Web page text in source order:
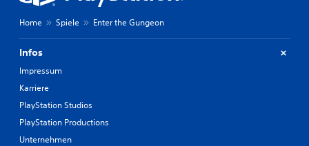
Home Spiele Enter the Gungeon
Infos
Impressum
Karriere
PlayStation Studios
PlayStation Productions
Unternehmen